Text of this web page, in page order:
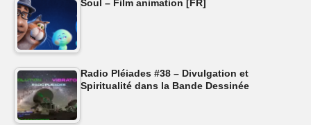
Soul – Film animation [FR]
Radio Pléiades #38 – Divulgation et
Spiritualité dans la Bande Dessinée